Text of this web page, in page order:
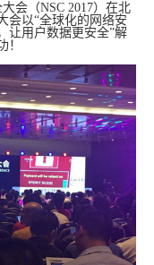
会（NSC 2017）在北
会以“全球化的网络安
让用户数据更安全”解
！